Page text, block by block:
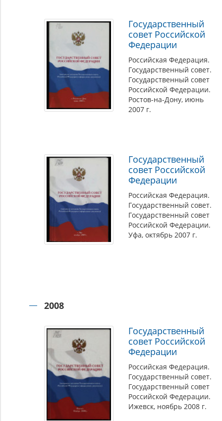
Государственный
совет Российской
Федерации
Российская Федерация.
Государственный совет.
Государственный совет
Российской Федерации.
Ростов-на-Дону, июнь
2007 г.
Государственный
совет Российской
Федерации
Российская Федерация.
Государственный совет.
Государственный совет
Российской Федерации.
Уфа, октябрь 2007 г.
2008
Государственный
совет Российской
Федерации
Российская Федерация.
Государственный совет.
Государственный совет
Российской Федерации.
Ижевск, ноябрь 2008 г.